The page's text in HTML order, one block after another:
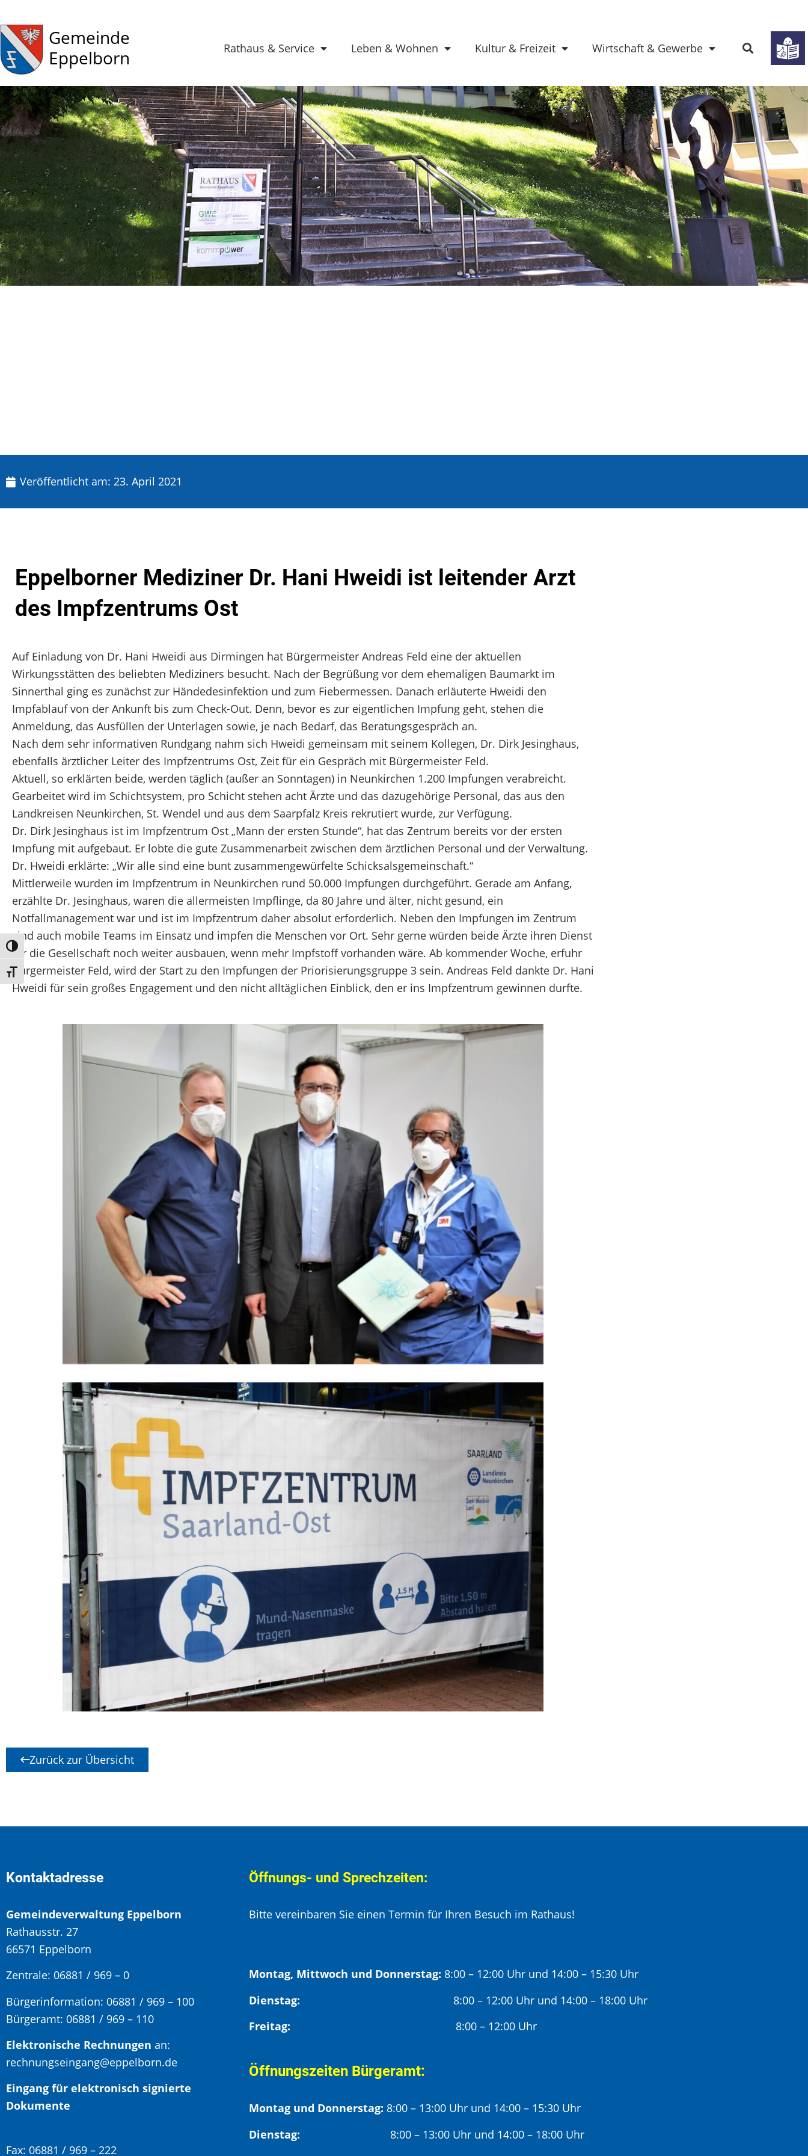
Umschalten auf hohe Kontraste
Schrift vergrößern
Gemeinde
Eppelborn
Rathaus & Service Leben & Wohnen Kultur & Freizeit Wirtschaft & Gewerbe
Veröffentlicht am: 23. April 2021
Eppelborner Mediziner Dr. Hani Hweidi ist leitender Arzt
des Impfzentrums Ost
Auf Einladung von Dr. Hani Hweidi aus Dirmingen hat Bürgermeister Andreas Feld eine der aktuellen
Wirkungsstätten des beliebten Mediziners besucht. Nach der Begrüßung vor dem ehemaligen Baumarkt im
Sinnerthal ging es zunächst zur Händedesinfektion und zum Fiebermessen. Danach erläuterte Hweidi den
Impfablauf von der Ankunft bis zum Check-Out. Denn, bevor es zur eigentlichen Impfung geht, stehen die
Anmeldung, das Ausfüllen der Unterlagen sowie, je nach Bedarf, das Beratungsgespräch an.
Nach dem sehr informativen Rundgang nahm sich Hweidi gemeinsam mit seinem Kollegen, Dr. Dirk Jesinghaus,
ebenfalls ärztlicher Leiter des Impfzentrums Ost, Zeit für ein Gespräch mit Bürgermeister Feld.
Aktuell, so erklärten beide, werden täglich (außer an Sonntagen) in Neunkirchen 1.200 Impfungen verabreicht.
Gearbeitet wird im Schichtsystem, pro Schicht stehen acht Ärzte und das dazugehörige Personal, das aus den
Landkreisen Neunkirchen, St. Wendel und aus dem Saarpfalz Kreis rekrutiert wurde, zur Verfügung.
Dr. Dirk Jesinghaus ist im Impfzentrum Ost „Mann der ersten Stunde“, hat das Zentrum bereits vor der ersten
Impfung mit aufgebaut. Er lobte die gute Zusammenarbeit zwischen dem ärztlichen Personal und der Verwaltung.
Dr. Hweidi erklärte: „Wir alle sind eine bunt zusammengewürfelte Schicksalsgemeinschaft.“
Mittlerweile wurden im Impfzentrum in Neunkirchen rund 50.000 Impfungen durchgeführt. Gerade am Anfang,
erzählte Dr. Jesinghaus, waren die allermeisten Impflinge, da 80 Jahre und älter, nicht gesund, ein
Notfallmanagement war und ist im Impfzentrum daher absolut erforderlich. Neben den Impfungen im Zentrum
sind auch mobile Teams im Einsatz und impfen die Menschen vor Ort. Sehr gerne würden beide Ärzte ihren Dienst
für die Gesellschaft noch weiter ausbauen, wenn mehr Impfstoff vorhanden wäre. Ab kommender Woche, erfuhr
Bürgermeister Feld, wird der Start zu den Impfungen der Priorisierungsgruppe 3 sein. Andreas Feld dankte Dr. Hani
Hweidi für sein großes Engagement und den nicht alltäglichen Einblick, den er ins Impfzentrum gewinnen durfte.
Zurück zur Übersicht
Kontaktadresse
Gemeindeverwaltung Eppelborn
Rathausstr. 27
66571 Eppelborn
Zentrale: 06881 / 969 – 0
Bürgerinformation: 06881 / 969 – 100
Bürgeramt: 06881 / 969 – 110
Elektronische Rechnungen an:
rechnungseingang@eppelborn.de
Eingang für elektronisch signierte
Dokumente
Fax: 06881 / 969 – 222
Öffnungs- und Sprechzeiten:
Bitte vereinbaren Sie einen Termin für Ihren Besuch im Rathaus!
Montag, Mittwoch und Donnerstag: 8:00 – 12:00 Uhr und 14:00 – 15:30 Uhr
Dienstag: 8:00 – 12:00 Uhr und 14:00 – 18:00 Uhr
Freitag:
8:00 – 12:00 Uhr
Öffnungszeiten Bürgeramt:
Montag und Donnerstag: 8:00 – 13:00 Uhr und 14:00 – 15:30 Uhr
Dienstag: 8:00 – 13:00 Uhr und 14:00 – 18:00 Uhr